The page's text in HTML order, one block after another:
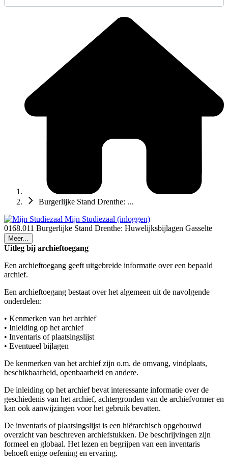
Burgerlijke Stand Drenthe: ...
Mijn Studiezaal (inloggen)
0168.011 Burgerlijke Stand Drenthe: Huwelijksbijlagen Gasselte
Meer...
Uitleg bij archieftoegang
Een archieftoegang geeft uitgebreide informatie over een bepaald
archief.
Een archieftoegang bestaat over het algemeen uit de navolgende
onderdelen:
• Kenmerken van het archief
• Inleiding op het archief
• Inventaris of plaatsingslijst
• Eventueel bijlagen
De kenmerken van het archief zijn o.m. de omvang, vindplaats,
beschikbaarheid, openbaarheid en andere.
De inleiding op het archief bevat interessante informatie over de
geschiedenis van het archief, achtergronden van de archiefvormer en
kan ook aanwijzingen voor het gebruik bevatten.
De inventaris of plaatsingslijst is een hiërarchisch opgebouwd
overzicht van beschreven archiefstukken. De beschrijvingen zijn
formeel en globaal. Het lezen en begrijpen van een inventaris
behoeft enige oefening en ervaring.